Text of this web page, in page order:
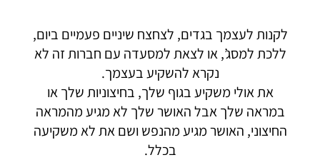
לקנות לעצמך בגדים, לצחצח שיניים פעמיים ביום,
ללכת למסג’, או לצאת למסעדה עם חברות זה לא
נקרא להשקיע בעצמך.
את אולי משקיע בגוף שלך, בחיצוניות שלך או
במראה שלך אבל האושר שלך לא מגיע מהמראה
החיצוני, האושר מגיע מהנפש ושם את לא משקיעה
בכלל.